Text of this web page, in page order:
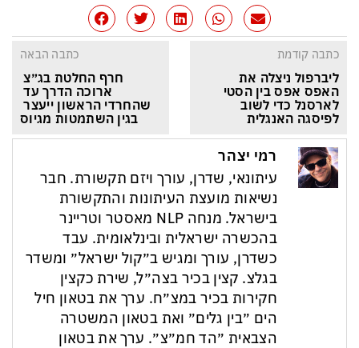
כתבה קודמת
ליברפול ניצלה את
האפס אפס בין הסטי
לארסנל כדי לשוב
לפיסגה האנגלית
כתבה הבאה
חרף החלטת בג״צ
ארוכה הדרך עד
שהחרדי הראשון ייעצר
בגין השתמטות מגיוס
רמי יצהר
עיתונאי, שדרן, עורך ויזם תקשורת. חבר
נשיאות מועצת העיתונות והתקשורת
בישראל. מנחה NLP מאסטר וטריינר
בהכשרה ישראלית ובינלאומית. עבד
כשדרן, עורך ומגיש ב״קול ישראל״ ומשדר
בגלצ. קצין בכיר בצה״ל, שירת כקצין
חקירות בכיר במצ״ח. ערך את בטאון חיל
הים ״בין גלים״ ואת בטאון המשטרה
הצבאית ״הד חמ״צ״. ערך את בטאון